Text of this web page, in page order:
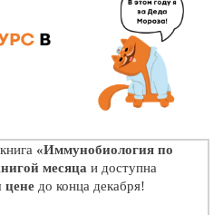
«Иммунобиология по
месяца и доступна
цене до конца декабря!